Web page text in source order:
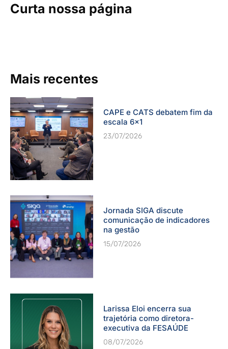
Curta nossa página
Mais recentes
CAPE e CATS debatem fim da
escala 6×1
23/07/2026
Jornada SIGA discute
comunicação de indicadores
na gestão
15/07/2026
Larissa Eloi encerra sua
trajetória como diretora-
executiva da FESAÚDE
08/07/2026